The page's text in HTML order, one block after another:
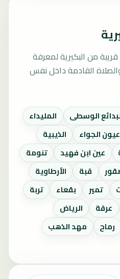
من البكيرية لمعرفة
القادمة داخل نفس
الوسطى
المليداء
عيون الجواء
الذيبية
عين ابن فهيد
تنومة
قبة
الأرطاوية
تمير بقعاء
تربة
عرقة
الرياض
رماح
مهد الذهب